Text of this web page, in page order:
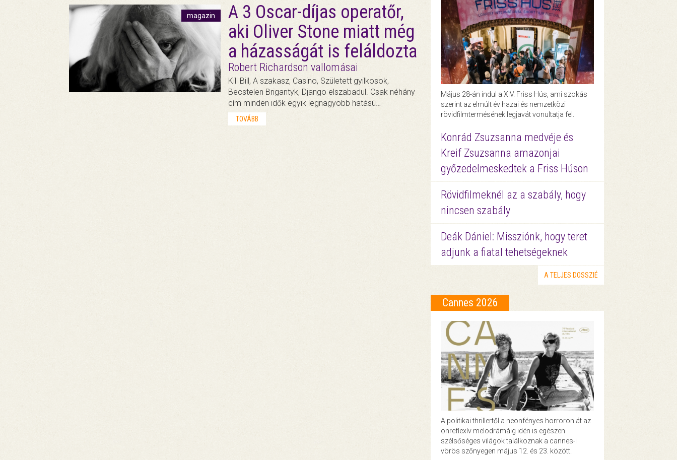
magazin
A 3 Oscar-díjas operatőr,
aki Oliver Stone miatt még
a házasságát is feláldozta
Robert Richardson vallomásai
Kill Bill, A szakasz, Casino, Született gyilkosok,
Becstelen Brigantyk, Django elszabadul. Csak néhány
cím minden idők egyik legnagyobb hatású…
TOVÁBB
Május 28-án indul a XIV. Friss Hús, ami szokás
szerint az elmúlt év hazai és nemzetközi
rövidfilmtermésének legjavát vonultatja fel.
Konrád Zsuzsanna medvéje és
Kreif Zsuzsanna amazonjai
győzedelmeskedtek a Friss Húson
Rövidfilmeknél az a szabály, hogy
nincsen szabály
Deák Dániel: Missziónk, hogy teret
adjunk a fiatal tehetségeknek
A TELJES DOSSZIÉ
Cannes 2026
A politikai thrillertől a neonfényes horroron át az
önreflexív melodrámáig idén is egészen
szélsőséges világok találkoznak a cannes-i
vörös szőnyegen május 12. és 23. között.